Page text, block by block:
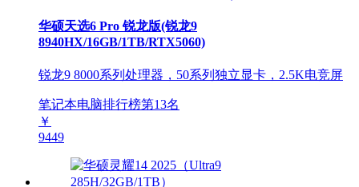
华硕天选6 Pro 锐龙版(锐龙9
8940HX/16GB/1TB/RTX5060)
锐龙9 8000系列处理器，50系列独立显卡，2.5K电竞屏
笔记本电脑排行榜第13名
￥
9449